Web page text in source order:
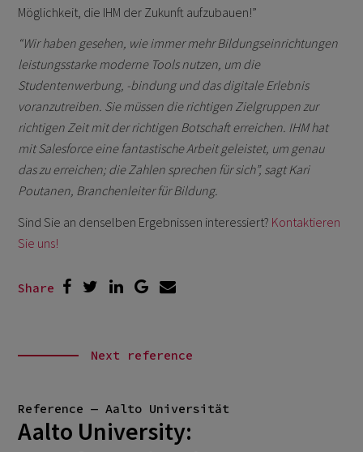
Möglichkeit, die IHM der Zukunft aufzubauen!”
“Wir haben gesehen, wie immer mehr Bildungseinrichtungen
leistungsstarke moderne Tools nutzen, um die
Studentenwerbung, -bindung und das digitale Erlebnis
voranzutreiben. Sie müssen die richtigen Zielgruppen zur
richtigen Zeit mit der richtigen Botschaft erreichen. IHM hat
mit Salesforce eine fantastische Arbeit geleistet, um genau
das zu erreichen; die Zahlen sprechen für sich”, sagt Kari
Poutanen, Branchenleiter für Bildung.
Sind Sie an denselben Ergebnissen interessiert? Kontaktieren
Sie uns!
Share
Next reference
Reference — Aalto Universität
Aalto University: